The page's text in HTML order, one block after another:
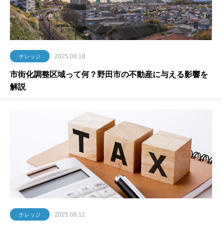
ナレッジ 2025.08.18
市街化調整区域って何？野田市の不動産に与える影響を
解説
ナレッジ 2025.08.12